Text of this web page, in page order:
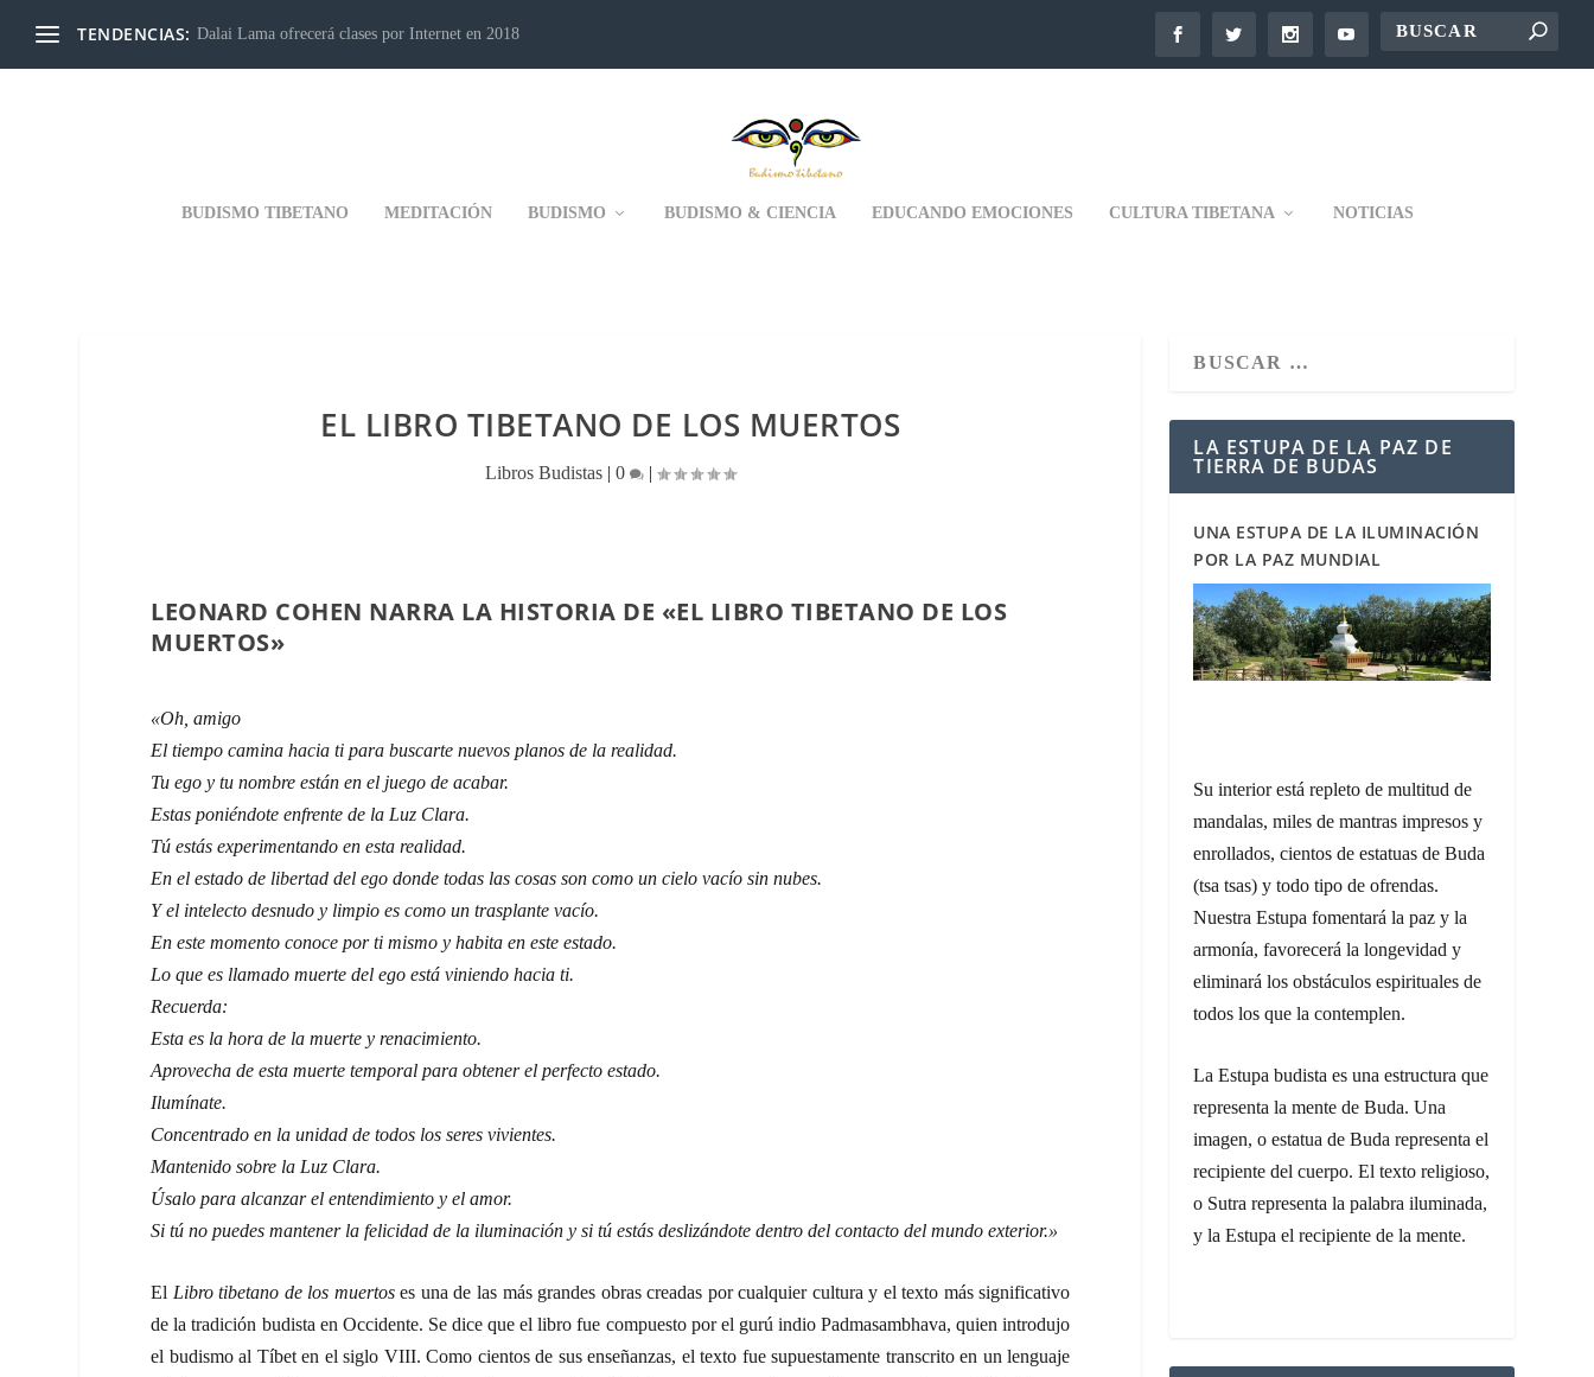
TENDENCIAS: Dalai Lama ofrecerá clases por Internet en 2018
BUDISMO TIBETANO MEDITACIÓN BUDISMO BUDISMO & CIENCIA EDUCANDO EMOCIONES CULTURA TIBETANA NOTICIAS
EL LIBRO TIBETANO DE LOS MUERTOS
Libros Budistas |0 |
LEONARD COHEN NARRA LA HISTORIA DE «EL LIBRO TIBETANO DE LOS
MUERTOS»
«Oh, amigo
El tiempo camina hacia ti para buscarte nuevos planos de la realidad.
Tu ego y tu nombre están en el juego de acabar.
Estas poniéndote enfrente de la Luz Clara.
Tú estás experimentando en esta realidad.
En el estado de libertad del ego donde todas las cosas son como un cielo vacío sin nubes.
Y el intelecto desnudo y limpio es como un trasplante vacío.
En este momento conoce por ti mismo y habita en este estado.
Lo que es llamado muerte del ego está viniendo hacia ti.
Recuerda:
Esta es la hora de la muerte y renacimiento.
Aprovecha de esta muerte temporal para obtener el perfecto estado.
Ilumínate.
Concentrado en la unidad de todos los seres vivientes.
Mantenido sobre la Luz Clara.
Úsalo para alcanzar el entendimiento y el amor.
Si tú no puedes mantener la felicidad de la iluminación y si tú estás deslizándote dentro del contacto del mundo exterior.»
El Libro tibetano de los muertoses una de las más grandes obras creadas por cualquier cultura y el texto más significativo
de la tradición budista en Occidente. Se dice que el libro fue compuesto por el gurú indio Padmasambhava, quien introdujo
el budismo al Tíbet en el siglo VIII. Como cientos de sus enseñanzas, el texto fue supuestamente transcrito en un lenguaje
LA ESTUPA DE LA PAZ DE
TIERRA DE BUDAS
UNA ESTUPA DE LA ILUMINACIÓN
POR LA PAZ MUNDIAL
Su interior está repleto de multitud de
mandalas, miles de mantras impresos y
enrollados, cientos de estatuas de Buda
(tsa tsas)y todo tipo de ofrendas.
Nuestra Estupa fomentará la paz y la
armonía, favorecerá la longevidad y
eliminará los obstáculos espirituales de
todos los que la contemplen.
La Estupa budista es una estructura que
representa la mente de Buda. Una
imagen, o estatua de Buda representa el
recipiente del cuerpo. El texto religioso,
o Sutra representa la palabra iluminada,
y la Estupa el recipiente de la mente.